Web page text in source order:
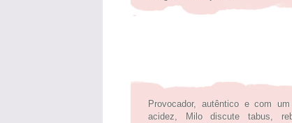
Provocador, autêntico e com
acidez, Milo discute tabus,